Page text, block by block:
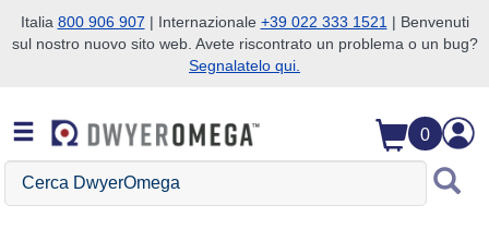
Salta alla ricerca
Salta al contenuto principale
Salta alla navigazione
Italia 800 906 907 | Internazionale +39 022 333 1521 | Benvenuti
sul nostro nuovo sito web. Avete riscontrato un problema o un bug?
Segnalatelo qui.
0
Cerca
DwyerOmega